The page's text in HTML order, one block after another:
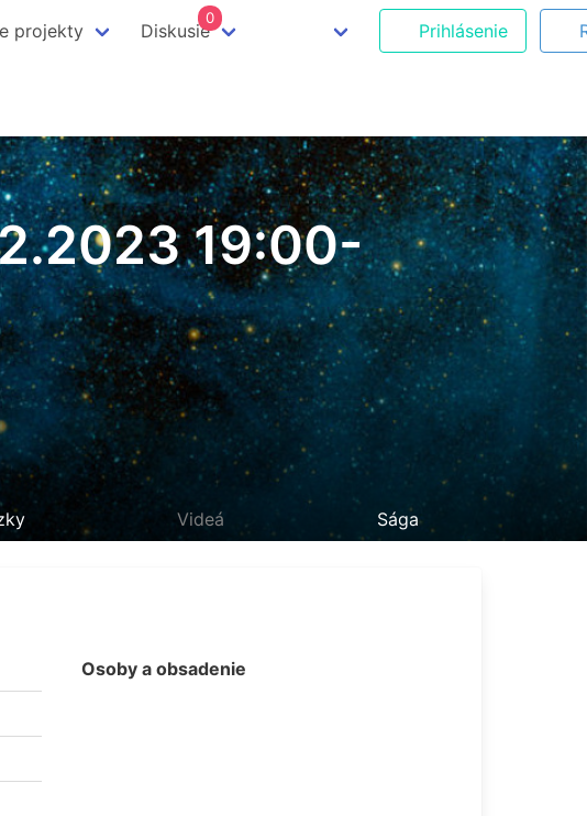
projekty Diskusie
0
Prihlásenie
19:00-
Videá Sága
Osoby a obsadenie